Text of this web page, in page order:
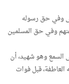
وفي حق رسوله
وفي حق المسلمين
وهو شهيد، أن
قبل فوات